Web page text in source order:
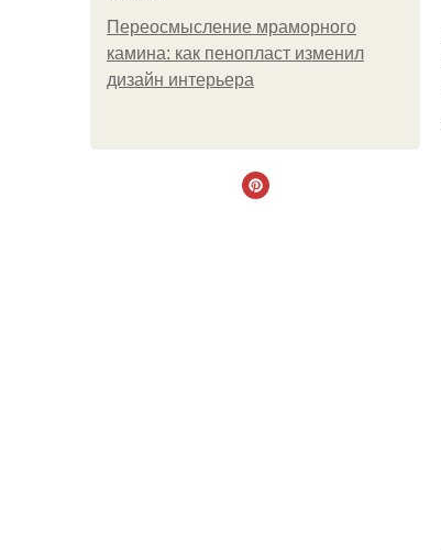
Переосмысление мраморного
камина: как пенопласт изменил
дизайн интерьера